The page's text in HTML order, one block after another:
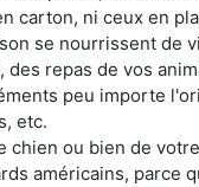
carton, ni ceux en
se nourrissent de
repas de vos
peu importe
etc.
chien ou bien de
américains, parce